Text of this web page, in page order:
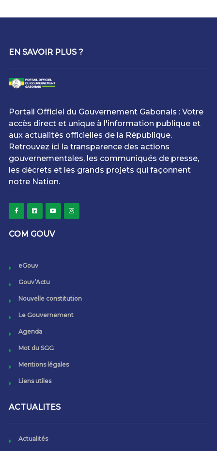
EN SAVOIR PLUS ?
Portail Officiel du Gouvernement Gabonais : Votre
accès direct et unique à l'information publique et
aux actualités officielles de la République.
Retrouvez ici la transparence des actions
gouvernementales, les communiqués de presse,
les décrets et les grands projets qui façonnent
notre Nation.
COM GOUV
eGouv
Gouv’Actu
Nouvelle constitution
Le Gouvernement
Agenda
Mot du SGG
Mentions légales
Liens utiles
ACTUALITES
Actualités